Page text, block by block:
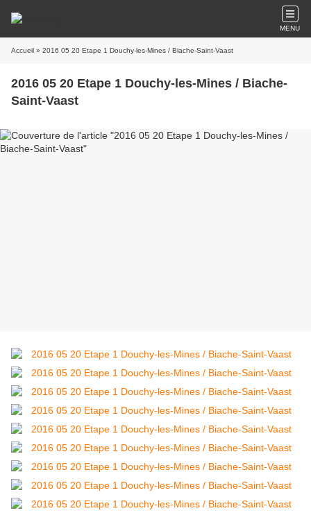
MENU
Accueil » 2016 05 20 Etape 1 Douchy-les-Mines / Biache-Saint-Vaast
2016 05 20 Etape 1 Douchy-les-Mines / Biache-
Saint-Vaast